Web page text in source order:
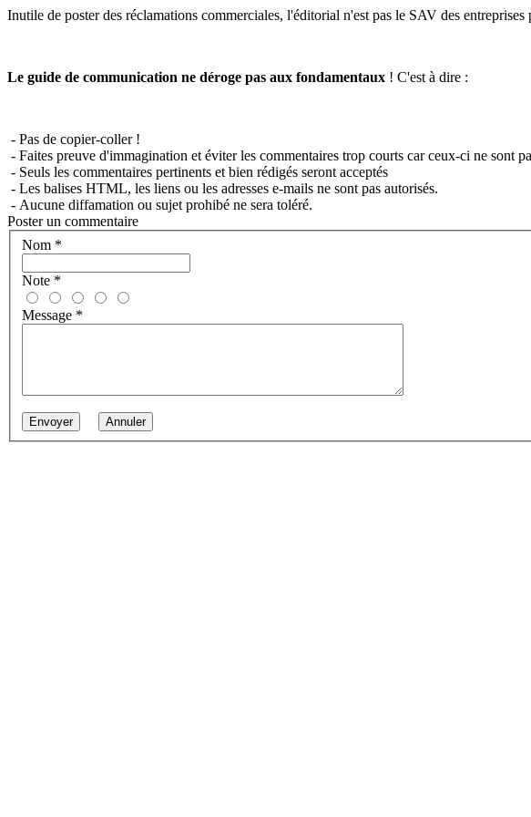
Inutile de poster des réclamations commerciales, l'éditorial n'est pas le SAV des entreprises
Le guide de communication ne déroge pas aux fondamentaux ! C'est à dire :
- Pas de copier-coller !
- Faites preuve d'immagination et éviter les commentaires trop courts car ceux-ci ne sont
- Seuls les commentaires pertinents et bien rédigés seront acceptés
- Les balises HTML, les liens ou les adresses e-mails ne sont pas autorisés.
- Aucune diffamation ou sujet prohibé ne sera toléré.
Poster un commentaire
Nom *
Note *
Message *